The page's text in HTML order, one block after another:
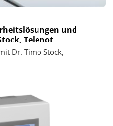
und
Telenot
Dr. Timo Stock,